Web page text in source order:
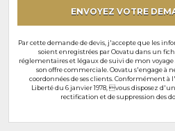
ENVOYEZ VOTRE
Par cette demande de devis, j'accepte que les
soient enregistrées par Oovatu dans un
réglementaires et légaux de suivi de mon
son offre commerciale. Oovatu s'engage à
coordonnées de ses clients. Conformément
Liberté du 6 janvier 1978, vous disposez
rectification et de suppression des